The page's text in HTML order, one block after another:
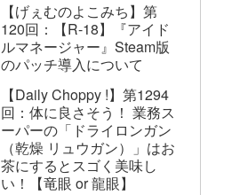
【げぇむのよこみち】第
120回：【R-18】『アイド
ルマネージャー』Steam版
のパッチ導入について
【Daily Choppy !】第1294
回：体に良さそう！ 業務ス
ーパーの「ドライロンガン
（乾燥 リュウガン）」はお
茶にするとスゴく美味し
い！【竜眼 or 龍眼】